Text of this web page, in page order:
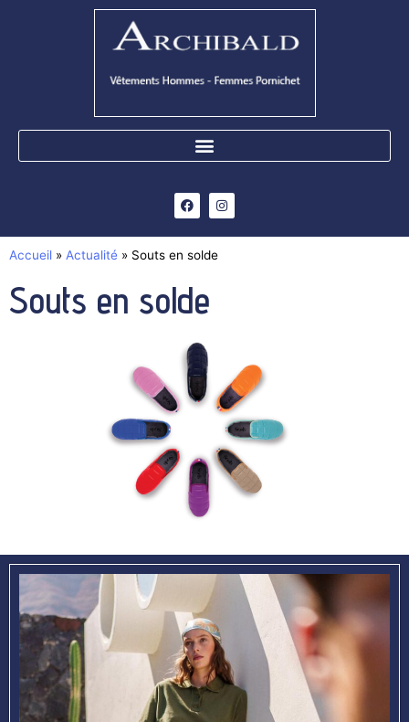
Accueil » Actualité » Souts en solde
Souts en solde